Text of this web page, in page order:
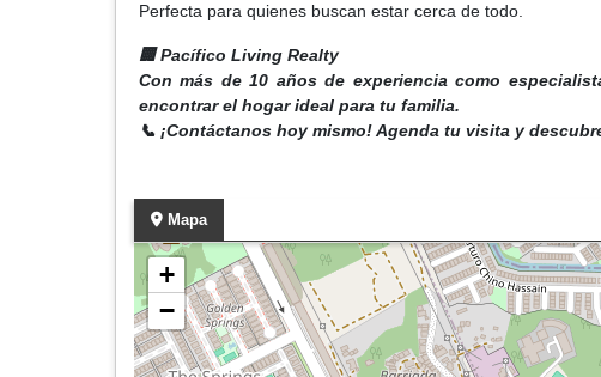
Perfecta para quienes buscan estar cerca de todo.
🏢 Pacífico Living Realty
Con más de 10 años de experiencia como
encontrar el hogar ideal para tu familia.
📞 ¡Contáctanos hoy mismo! Agenda tu visita y
Mapa
+
−